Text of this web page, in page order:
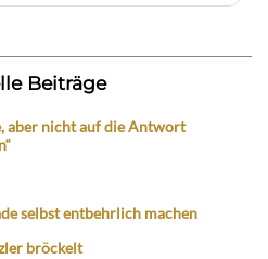
Beiträge
aber nicht auf die Antwort
selbst entbehrlich machen
bröckelt